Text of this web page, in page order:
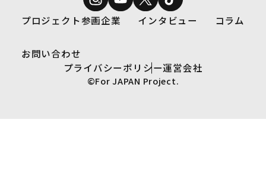
プロジェクト参画企業 インタビュー コラム
お問い合わせ
プライバシーポリシー運営会社
©For JAPAN Project.